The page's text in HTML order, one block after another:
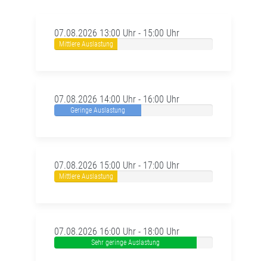
07.08.2026 13:00 Uhr - 15:00 Uhr
Mittlere Auslastung
07.08.2026 14:00 Uhr - 16:00 Uhr
Geringe Auslastung
07.08.2026 15:00 Uhr - 17:00 Uhr
Mittlere Auslastung
07.08.2026 16:00 Uhr - 18:00 Uhr
Sehr geringe Auslastung